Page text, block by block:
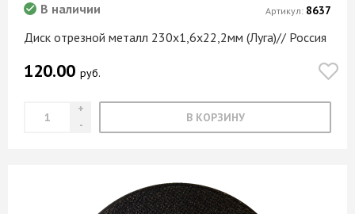
Диск отрезной металл 230х1,6х22,2мм (Луга)// Россия
В наличии
120.00 руб.
В КОРЗИНУ
Артикул: 8637